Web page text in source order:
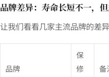
品牌差异：寿命长短不一，
让我们看看几家主流品牌的差异
品牌
保
修
备